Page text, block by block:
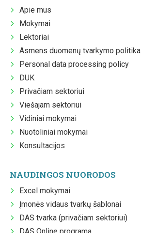
Apie mus
Mokymai
Lektoriai
Asmens duomenų tvarkymo politika
Personal data processing policy
DUK
Privačiam sektoriui
Viešajam sektoriui
Vidiniai mokymai
Nuotoliniai mokymai
Konsultacijos
NAUDINGOS NUORODOS
Excel mokymai
Įmonės vidaus tvarkų šablonai
DAS tvarka (privačiam sektoriui)
DAS Online programa